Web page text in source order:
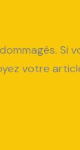
Si
votre